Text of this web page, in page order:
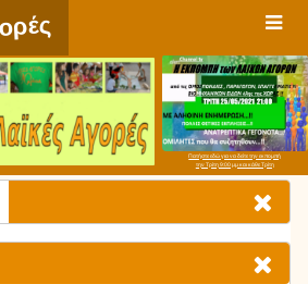
Πατήστε εδώ για να δείτε την εκπομπή
την Τρίτη 9:00 μμ και κάθε Τρίτη